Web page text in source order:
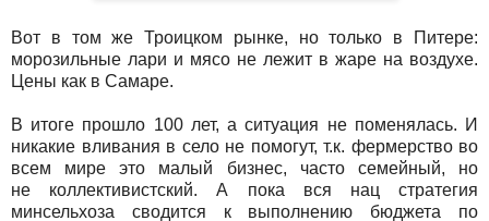
Вот в том же Троицком рынке, но только в Питере:
морозильные лари и мясо не лежит в жаре на воздухе.
Цены как в Самаре.
В итоге прошло 100 лет, а ситуация не поменялась. И
никакие вливания в село не помогут, т.к. фермерство во
всем мире это малый бизнес, часто семейный, но
не коллективистский. А пока вся нац стратегия
минсельхоза сводится к выполнению бюджета по